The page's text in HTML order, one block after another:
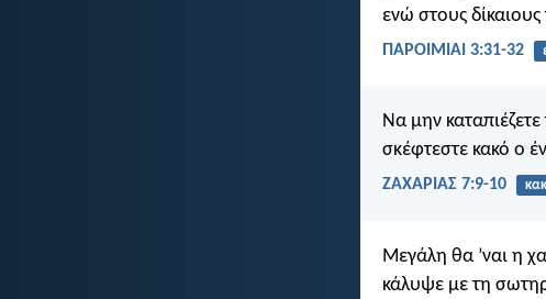
ενώ στους
ΠΑΡΟΙΜΙΑΙ 3:31-32
Να μην
σκέφτεστε κακό ο
ΖΑΧΑΡΙΑΣ 7:9-10
Μεγάλη θα ’ναι η
κάλυψε με τη